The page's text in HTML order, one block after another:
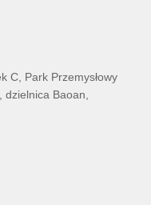
C, Park Przemysłowy
Baoan,